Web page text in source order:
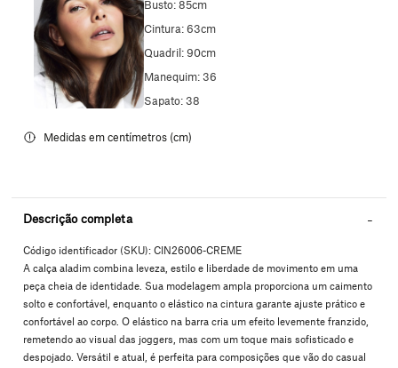
Busto: 85cm
Cintura: 63cm
Quadril: 90cm
Manequim: 36
Sapato: 38
Descrição completa
Código identificador (SKU): CIN26006-CREME
A calça aladim combina leveza, estilo e liberdade de movimento em uma
peça cheia de identidade. Sua modelagem ampla proporciona um caimento
solto e confortável, enquanto o elástico na cintura garante ajuste prático e
confortável ao corpo. O elástico na barra cria um efeito levemente franzido,
remetendo ao visual das joggers, mas com um toque mais sofisticado e
despojado. Versátil e atual, é perfeita para composições que vão do casual